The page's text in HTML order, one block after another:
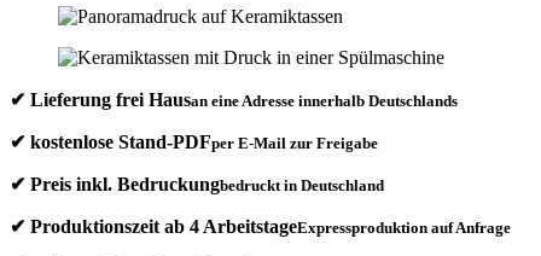
✔ Lieferung frei Hausan eine Adresse innerhalb Deutschlands
✔ kostenlose Stand-PDFper E-Mail zur Freigabe
✔ Preis inkl. Bedruckungbedruckt in Deutschland
✔ Produktionszeit ab 4 ArbeitstageExpressproduktion auf Anfrage